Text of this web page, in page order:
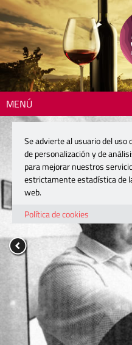
MENÚ
Se advierte al usuario del uso
de personalización y de
para mejorar nuestros
estrictamente estadística de
web.
Política de cookies